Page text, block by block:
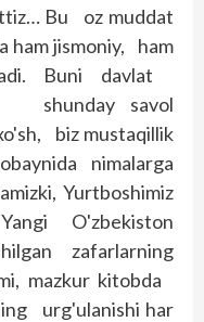
Bu oz muddat
ham jismoniy, ham
Buni davlat
shunday savol
biz mustaqillik
nimalarga
Yurtboshimiz
O'zbekiston
zafarlarning
mazkur kitobda
urg'ulanishi har